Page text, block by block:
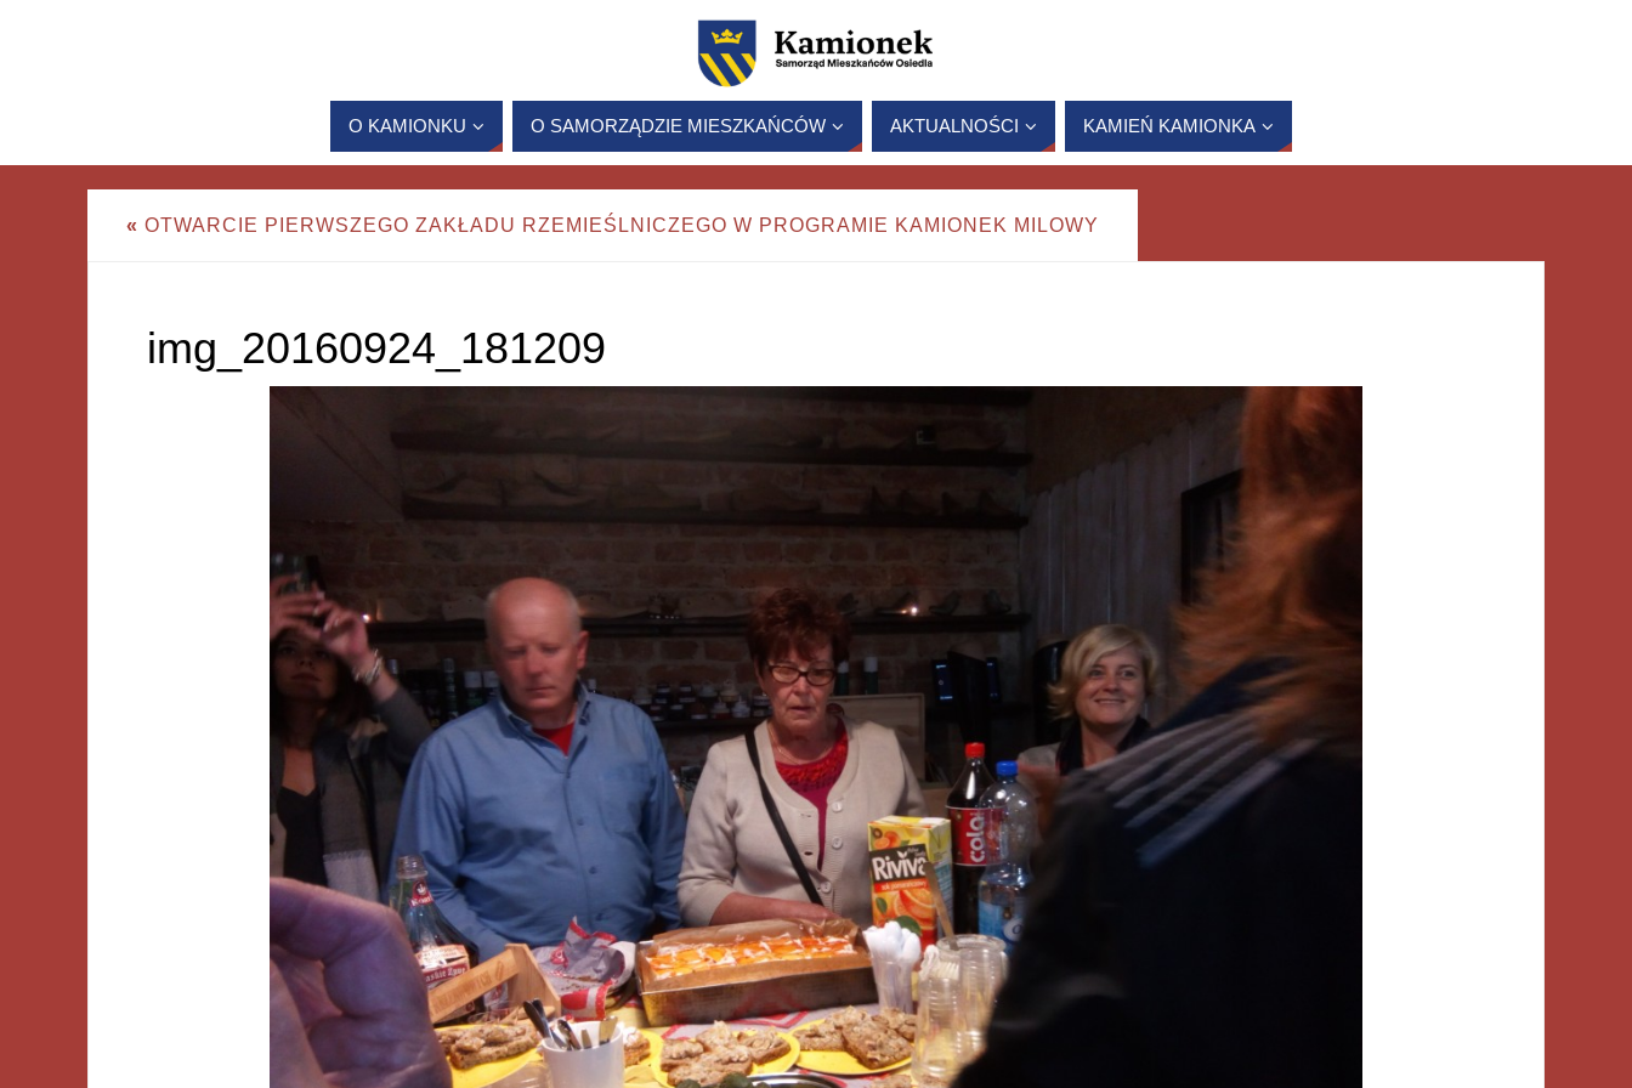
O KAMIONKU O SAMORZĄDZIE MIESZKAŃCÓW AKTUALNOŚCI KAMIEŃ KAMIONKA
« OTWARCIE PIERWSZEGO ZAKŁADU RZEMIEŚLNICZEGO W PROGRAMIE KAMIONEK MILOWY
img_20160924_181209